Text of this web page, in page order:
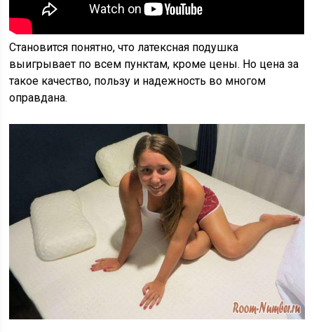
Становится понятно, что латексная подушка
выигрывает по всем пунктам, кроме цены. Но цена за
такое качество, пользу и надежность во многом
оправдана.